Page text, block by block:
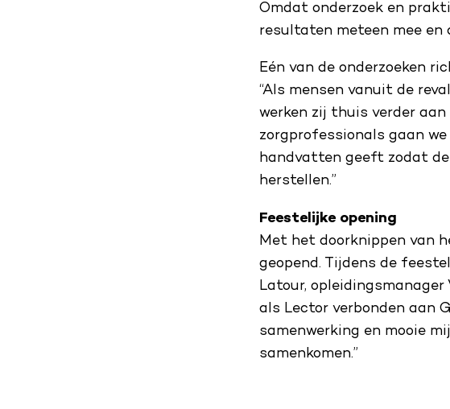
Omdat onderzoek en
resultaten meteen mee en
Eén van de onderzoeken
“Als mensen vanuit de
werken zij thuis verder
zorgprofessionals gaan
handvatten geeft zodat
herstellen.”
Feestelijke opening
Met het doorknippen van
geopend. Tijdens de
Latour,
als Lector verbonden aan
samenwerking en mooie
samenkomen.”